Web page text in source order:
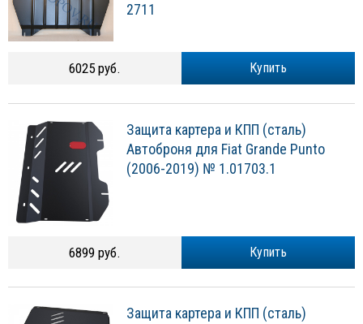
2711
Купить
6025 руб.
Защита картера и КПП (сталь)
Автоброня для Fiat Grande Punto
(2006-2019) № 1.01703.1
Купить
6899 руб.
Защита картера и КПП (сталь)